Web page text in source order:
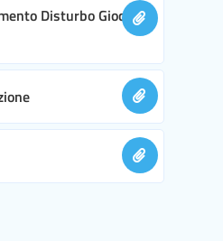
Disturbo Gioco